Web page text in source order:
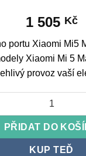
1 505 Kč
portu Xiaomi Mi5
Xiaomi Mi 5
provoz vaší
port cable
PŘIDAT DO
KUP TEĎ